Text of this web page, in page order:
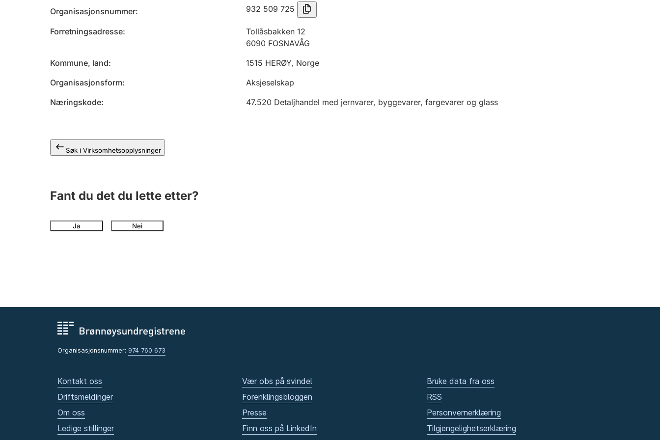
Organisasjonsnummer 932 509 725
Forretningsadresse
Tollåsbakken 12
6090 FOSNAVÅG
Kommune, land
1515 HERØY, Norge
Organisasjonsform
Aksjeselskap
Næringskode
47.520 Detaljhandel med jernvarer, byggevarer, fargevarer og glass
Søk i Virksomhetsopplysninger
Fant du det du lette etter?
Ja Nei
Organisasjonsnummer: 974 760 673
Kontakt oss
Driftsmeldinger
Om oss
Ledige stillinger
Vær obs på svindel
Forenklingsbloggen
Presse
Finn oss på LinkedIn
Bruke data fra oss
RSS
Personvernerklæring
Tilgjengelighetserklæring